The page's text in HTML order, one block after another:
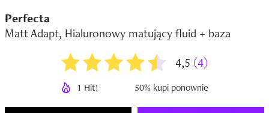
Perfecta
Matt Adapt, Hialuronowy matujący fluid + baza
4,5 (4)
1 Hit! 50% kupi ponownie